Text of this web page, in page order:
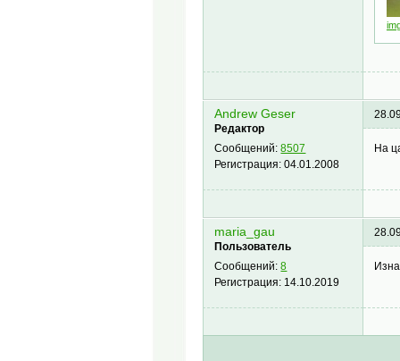
Andrew Geser
Редактор
Сообщений:8507
Регистрация:04.01.2008
На
maria_gau
Пользователь
Сообщений:8
Регистрация: 14.10.2019